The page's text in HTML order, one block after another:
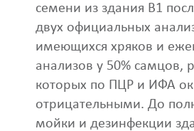
семени из здания B1
двух официальных
имеющихся хряков и
анализов у ​​50% самцов,
которых по ПЦР и ИФА
отрицательными. До
мойки и дезинфекции